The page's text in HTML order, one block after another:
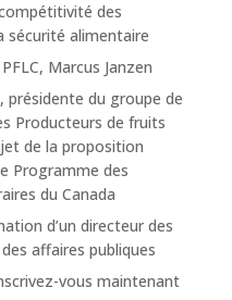
des
sécurité alimentaire
Marcus Janzen
présidente du groupe de
Producteurs de fruits
de la proposition
Programme des
du Canada
d’un directeur des
affaires publiques
vous maintenant